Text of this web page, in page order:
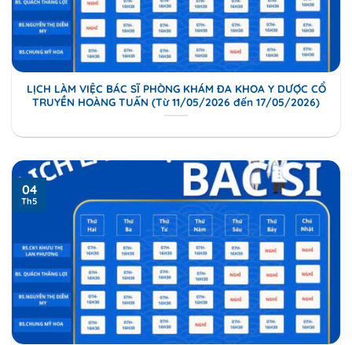
LỊCH LÀM VIỆC BÁC SĨ PHÒNG KHÁM ĐA KHOA Y DƯỢC CỔ
TRUYỀN HOÀNG TUẤN (Từ 11/05/2026 đến 17/05/2026)
04
Th5